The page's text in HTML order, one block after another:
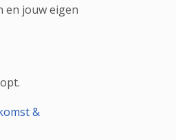
en jouw eigen
&